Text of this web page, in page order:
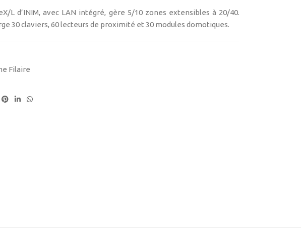
L d’INIM, avec LAN intégré, gère 5/10 zones extensibles à 20/40.
30 claviers, 60 lecteurs de proximité et 30 modules domotiques.
Filaire